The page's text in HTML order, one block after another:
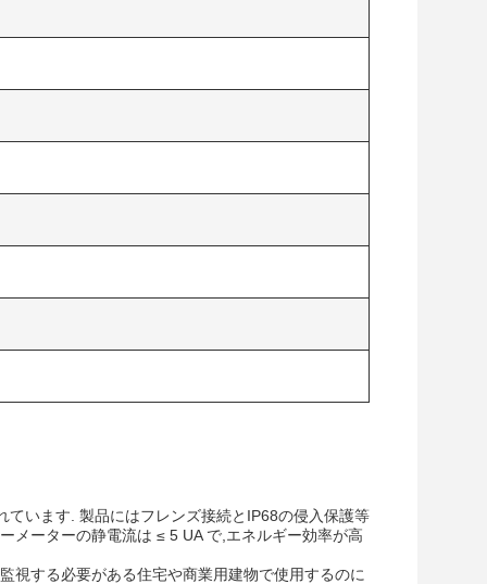
います. 製品にはフレンズ接続とIP68の侵入保護等
メーターの静電流は ≤ 5 UA で,エネルギー効率が高
視する必要がある住宅や商業用建物で使用するのに